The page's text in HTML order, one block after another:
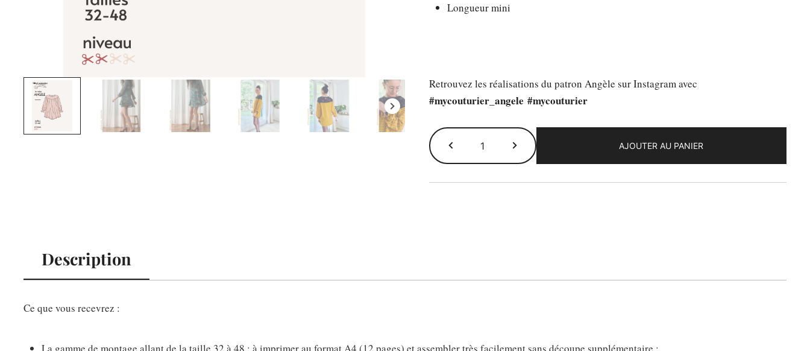
Longueur mini
Retrouvez les réalisations du patron Angèle sur Instagram avec
#mycouturier_angele #mycouturier
de
Le
patron
AJOUTER AU PANIER
Description
Ce que vous recevrez :